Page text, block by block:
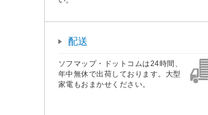
配送
ソフマップ・ドットコムは24時間、
年中無休で出荷しております。大型
家電もおまかせください。